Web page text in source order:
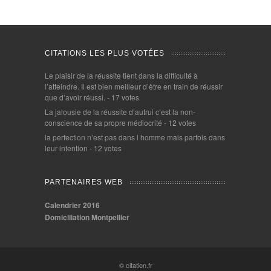
CITATIONS LES PLUS VOTÉES
Le plaisir de la réussite tient dans la difficulté à
l’atteindre. Il est bien meilleur d’être en train de réussir
que d’avoir réussi. - 17 votes
La jalousie de la réussite d’autrui c’est la non-
conscience de sa propre médiocrité - 12 votes
la perfection n’est pas dans l homme mais parfois dans
leur intention - 12 votes
PARTENAIRES WEB
Calendrier 2016
Domiciliation Montpellier
© citation.fr